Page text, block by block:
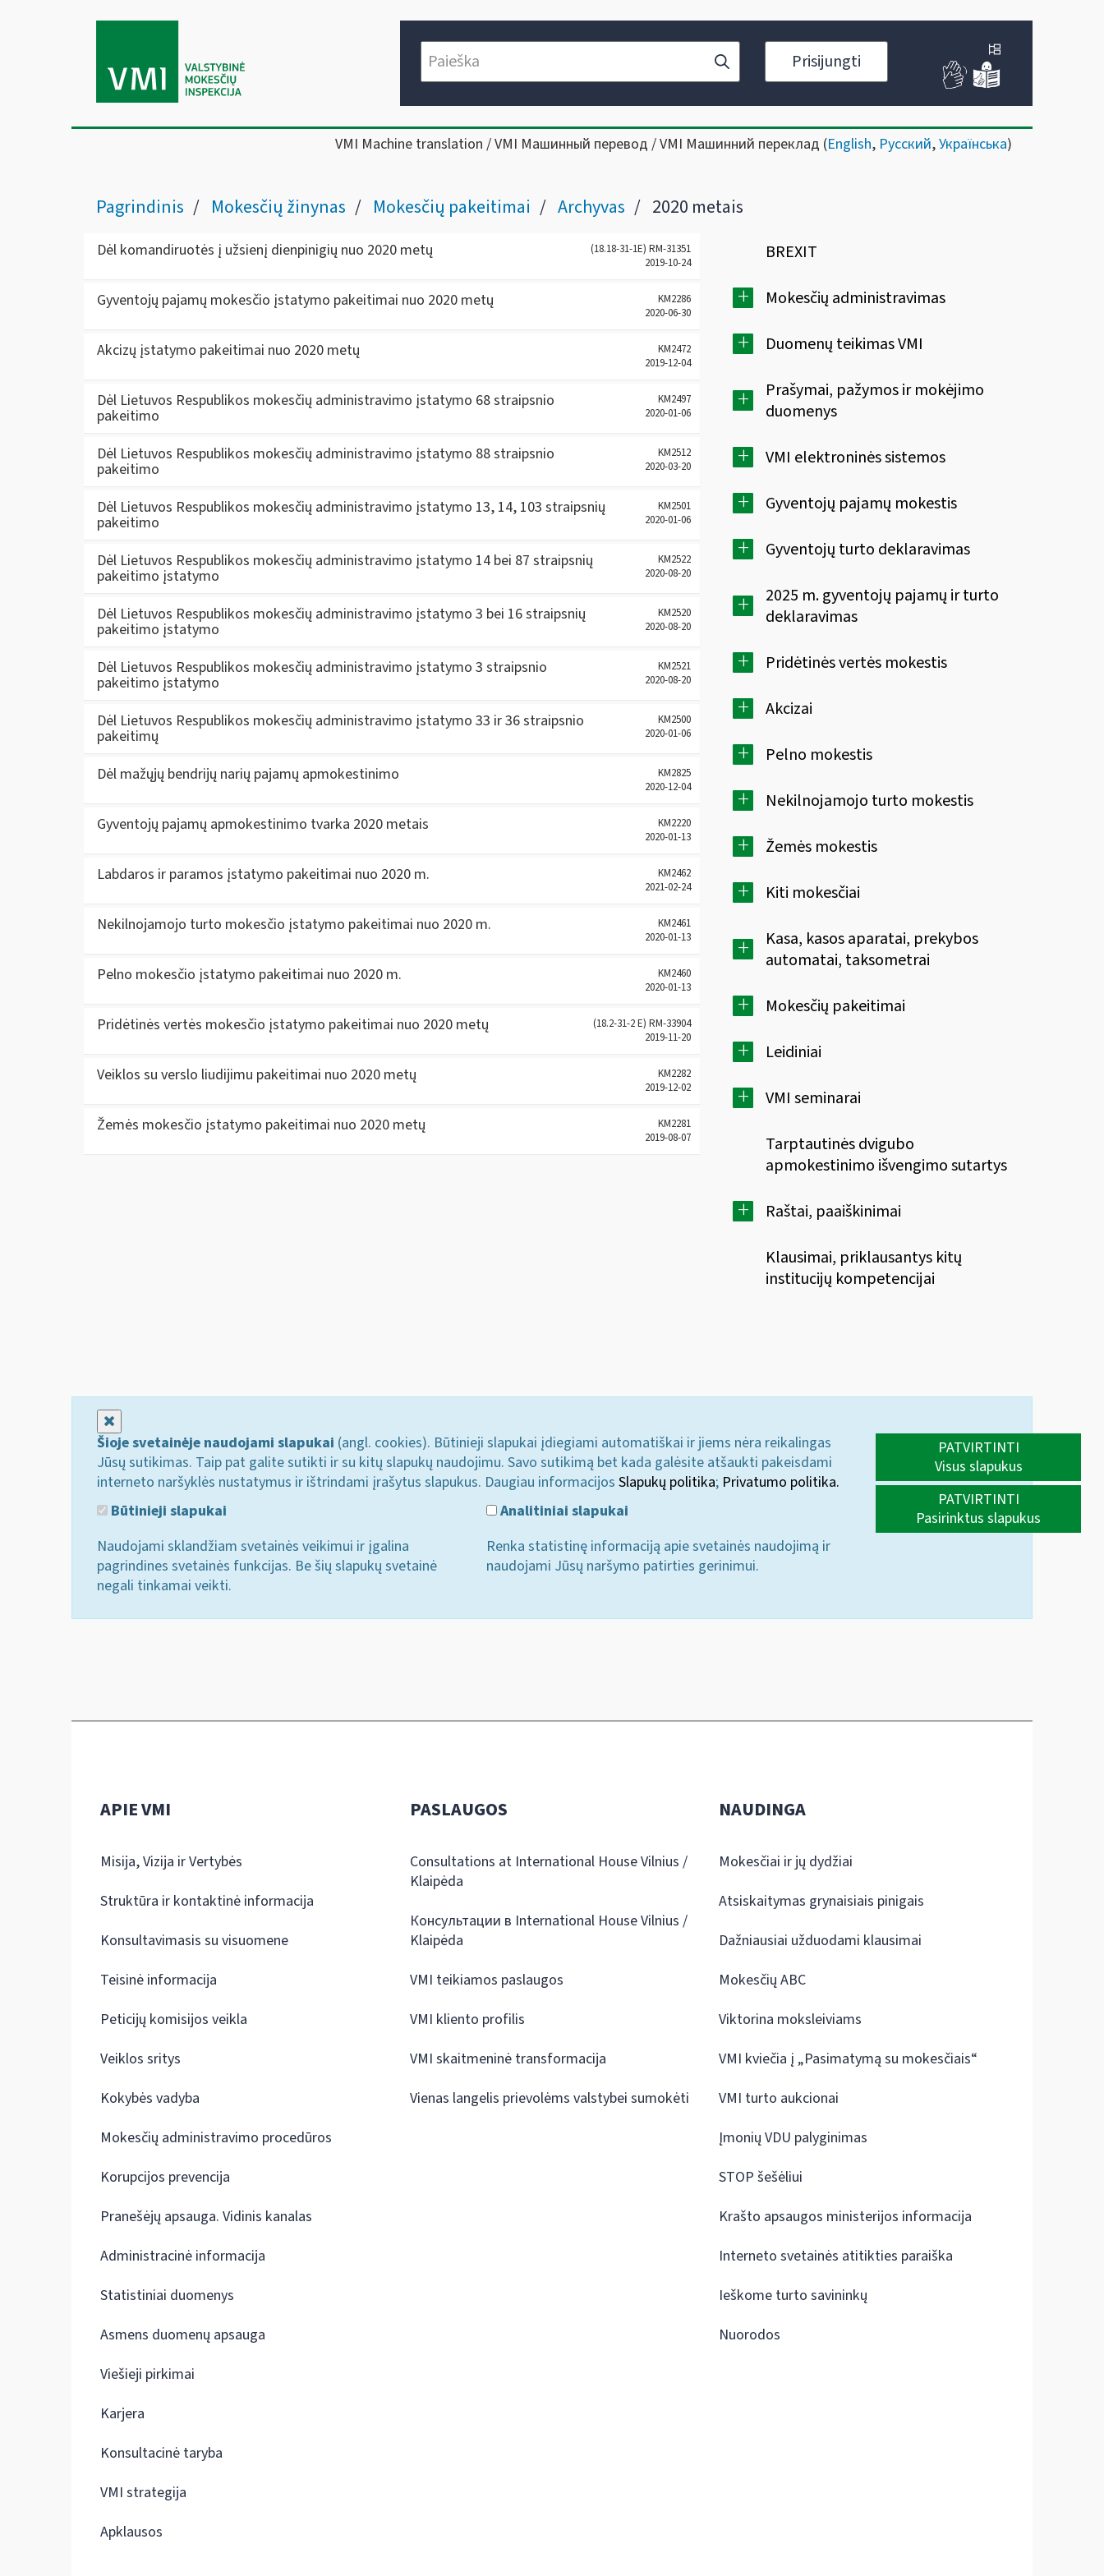
Prisijungti
VMI Machine translation / VMI Машинный перевод / VMI Машинний переклад (English, Русский,Українська)
Pagrindinis Mokesčių žinynas Mokesčių pakeitimai Archyvas 2020 metais
BREXIT
+ Mokesčių administravimas
+ Duomenų teikimas VMI
+
Prašymai, pažymos ir mokėjimo
duomenys
+ VMI elektroninės sistemos
+ Gyventojų pajamų mokestis
+ Gyventojų turto deklaravimas
+
2025 m. gyventojų pajamų ir turto
deklaravimas
+ Pridėtinės vertės mokestis
+ Akcizai
+ Pelno mokestis
+ Nekilnojamojo turto mokestis
+ Žemės mokestis
+ Kiti mokesčiai
+
Kasa, kasos aparatai, prekybos
automatai, taksometrai
+ Mokesčių pakeitimai
+ Leidiniai
+
VMI seminarai
Tarptautinės dvigubo
apmokestinimo išvengimo sutartys
+
Raštai, paaiškinimai
Klausimai, priklausantys kitų
institucijų kompetencijai
Dėl komandiruotės į užsienį dienpinigių nuo 2020 metų
(18.18-31-1E) RM-31351
2019-10-24
Gyventojų pajamų mokesčio įstatymo pakeitimai nuo 2020 metų
KM2286
2020-06-30
Akcizų įstatymo pakeitimai nuo 2020 metų
KM2472
2019-12-04
Dėl Lietuvos Respublikos mokesčių administravimo įstatymo 68 straipsnio
pakeitimo
KM2497
2020-01-06
Dėl Lietuvos Respublikos mokesčių administravimo įstatymo 88 straipsnio
pakeitimo
KM2512
2020-03-20
Dėl Lietuvos Respublikos mokesčių administravimo įstatymo 13, 14, 103 straipsnių
pakeitimo
KM2501
2020-01-06
Dėl Lietuvos Respublikos mokesčių administravimo įstatymo 14 bei 87 straipsnių
pakeitimo įstatymo
KM2522
2020-08-20
Dėl Lietuvos Respublikos mokesčių administravimo įstatymo 3 bei 16 straipsnių
pakeitimo įstatymo
KM2520
2020-08-20
Dėl Lietuvos Respublikos mokesčių administravimo įstatymo 3 straipsnio
pakeitimo įstatymo
KM2521
2020-08-20
Dėl Lietuvos Respublikos mokesčių administravimo įstatymo 33 ir 36 straipsnio
pakeitimų
KM2500
2020-01-06
Dėl mažųjų bendrijų narių pajamų apmokestinimo
KM2825
2020-12-04
Gyventojų pajamų apmokestinimo tvarka 2020 metais
KM2220
2020-01-13
Labdaros ir paramos įstatymo pakeitimai nuo 2020 m.
KM2462
2021-02-24
Nekilnojamojo turto mokesčio įstatymo pakeitimai nuo 2020 m.
KM2461
2020-01-13
Pelno mokesčio įstatymo pakeitimai nuo 2020 m.
KM2460
2020-01-13
Pridėtinės vertės mokesčio įstatymo pakeitimai nuo 2020 metų
(18.2-31-2 E) RM-33904
2019-11-20
Veiklos su verslo liudijimu pakeitimai nuo 2020 metų
KM2282
2019-12-02
Žemės mokesčio įstatymo pakeitimai nuo 2020 metų
KM2281
2019-08-07
Šioje svetainėje naudojami slapukai (angl. cookies). Būtinieji slapukai įdiegiami automatiškai ir jiems nėra reikalingas
Jūsų sutikimas. Taip pat galite sutikti ir su kitų slapukų naudojimu. Savo sutikimą bet kada galėsite atšaukti pakeisdami
interneto naršyklės nustatymus ir ištrindami įrašytus slapukus. Daugiau informacijos Slapukų politika; Privatumo politika.
Būtinieji slapukai
Naudojami sklandžiam svetainės veikimui ir įgalina
pagrindines svetainės funkcijas. Be šių slapukų svetainė
negali tinkamai veikti.
Analitiniai slapukai
Renka statistinę informaciją apie svetainės naudojimą ir
naudojami Jūsų naršymo patirties gerinimui.
PATVIRTINTI
Visus slapukus
PATVIRTINTI
Pasirinktus slapukus
APIE VMI
Misija, Vizija ir Vertybės
Struktūra ir kontaktinė informacija
Konsultavimasis su visuomene
Teisinė informacija
Peticijų komisijos veikla
Veiklos sritys
Kokybės vadyba
Mokesčių administravimo procedūros
Korupcijos prevencija
Pranešėjų apsauga. Vidinis kanalas
Administracinė informacija
Statistiniai duomenys
Asmens duomenų apsauga
Viešieji pirkimai
Karjera
Konsultacinė taryba
VMI strategija
Apklausos
PASLAUGOS
Consultations at International House Vilnius /
Klaipėda
Консультации в International House Vilnius /
Klaipėda
VMI teikiamos paslaugos
VMI kliento profilis
VMI skaitmeninė transformacija
Vienas langelis prievolėms valstybei sumokėti
NAUDINGA
Mokesčiai ir jų dydžiai
Atsiskaitymas grynaisiais pinigais
Dažniausiai užduodami klausimai
Mokesčių ABC
Viktorina moksleiviams
VMI kviečia į „Pasimatymą su mokesčiais“
VMI turto aukcionai
Įmonių VDU palyginimas
STOP šešėliui
Krašto apsaugos ministerijos informacija
Interneto svetainės atitikties paraiška
Ieškome turto savininkų
Nuorodos